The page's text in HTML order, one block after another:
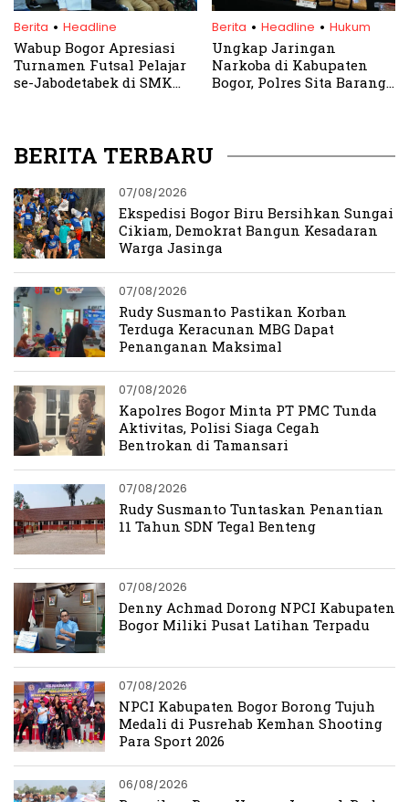
Berita . Headline
Wabup Bogor Apresiasi
Turnamen Futsal Pelajar
se-Jabodetabek di SMK
Berita . Headline . Hukum
Ungkap Jaringan
Narkoba di Kabupaten
Bogor, Polres Sita Barang
BERITA TERBARU
07/08/2026
Ekspedisi Bogor Biru Bersihkan Sungai
Cikiam, Demokrat Bangun Kesadaran
Warga Jasinga
07/08/2026
Rudy Susmanto Pastikan Korban
Terduga Keracunan MBG Dapat
Penanganan Maksimal
07/08/2026
Kapolres Bogor Minta PT PMC Tunda
Aktivitas, Polisi Siaga Cegah
Bentrokan di Tamansari
07/08/2026
Rudy Susmanto Tuntaskan Penantian
11 Tahun SDN Tegal Benteng
07/08/2026
Denny Achmad Dorong NPCI Kabupaten
Bogor Miliki Pusat Latihan Terpadu
07/08/2026
NPCI Kabupaten Bogor Borong Tujuh
Medali di Pusrehab Kemhan Shooting
Para Sport 2026
06/08/2026